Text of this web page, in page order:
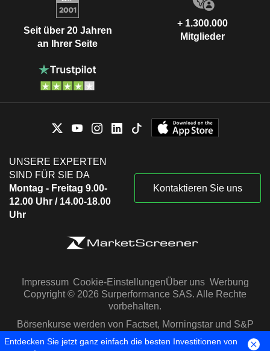
Seit über 20 Jahren
an Ihrer Seite
+ 1.300.000
Mitglieder
UNSERE EXPERTEN
SIND FÜR SIE DA
Montag - Freitag 9.00-
12.00 Uhr / 14.00-18.00
Uhr
Kontaktieren Sie uns
Impressum Cookie-EinstellungenÜber uns Werbung
Copyright © 2026 Surperformance SAS. Alle Rechte
vorbehalten.
Börsenkurse werden von Factset, Morningstar und S&P
Capital IQ zur Verfügung gestellt
Entdecken Sie jetzt ganz einfach die besten Investitionen von